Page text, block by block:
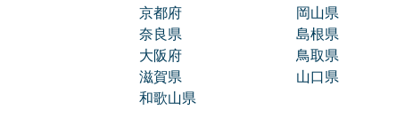
京都府
奈良県
大阪府
滋賀県
和歌山県
岡山県
島根県
鳥取県
山口県